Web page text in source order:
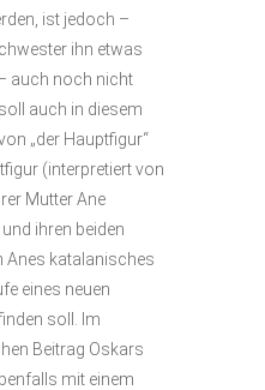
ist jedoch –
ihn etwas
auch noch nicht
auch in diesem
„der Hauptfigur“
(interpretiert von
Mutter Ane
und ihren beiden
Anes katalanisches
eines neuen
soll. Im
Beitrag Oskars
mit einem